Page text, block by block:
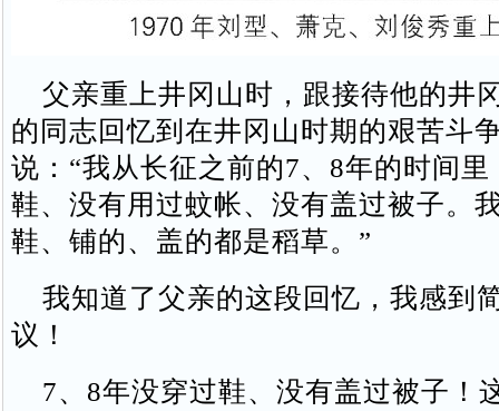
父亲重上井冈山时，跟接待他的井
的同志回忆到在井冈山时期的艰苦斗
说：“我从长征之前的7、8年的时间
鞋、没有用过蚊帐、没有盖过被子。
鞋、铺的、盖的都是稻草。”
我知道了父亲的这段回忆，我感到
议！
7、8年没穿过鞋、没有盖过被子！